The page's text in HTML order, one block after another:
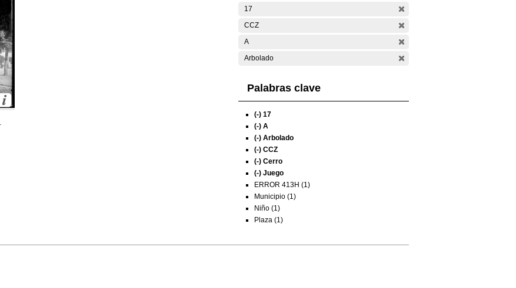
17
CCZ
A
Arbolado
Palabras clave
(-) 17
(-) A
(-) Arbolado
(-) CCZ
(-) Cerro
(-) Juego
ERROR 413H (1)
Municipio (1)
Niño (1)
Plaza (1)